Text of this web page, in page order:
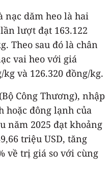
nạc dăm heo là hai
lượt đạt 163.122
Theo sau đó là chân
vai heo với giá
và 126.320 đồng/kg.
Công Thương), nhập
đông lạnh của
năm 2025 đạt khoảng
triệu USD, tăng
về trị giá so với cùng